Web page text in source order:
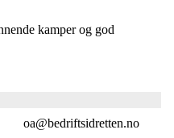
kamper og god
oa@bedriftsidretten.no